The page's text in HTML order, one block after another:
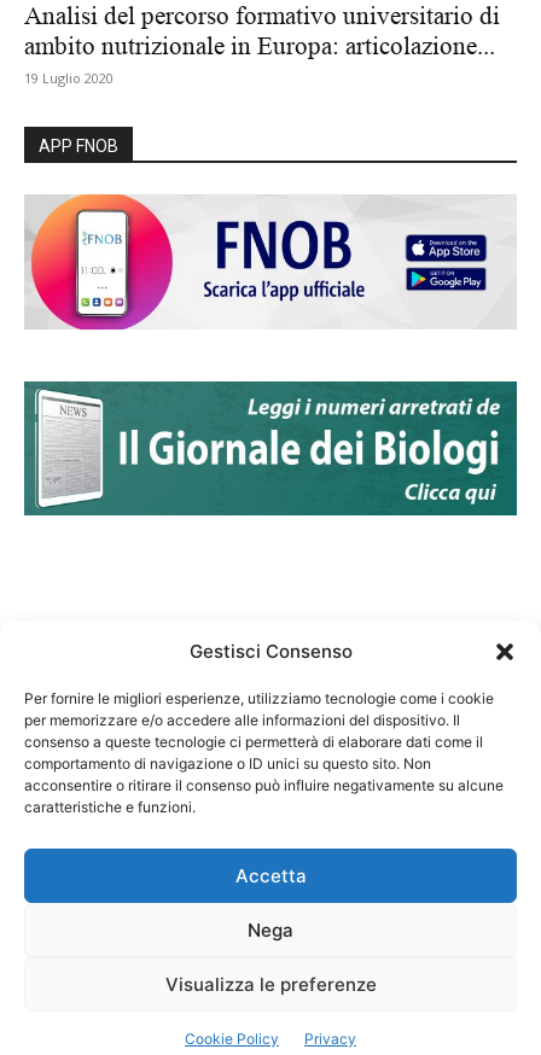
Gestisci Consenso
Per fornire le migliori esperienze, utilizziamo tecnologie come i cookie
per memorizzare e/o accedere alle informazioni del dispositivo. Il
consenso a queste tecnologie ci permetterà di elaborare dati come il
comportamento di navigazione o ID unici su questo sito. Non
acconsentire o ritirare il consenso può influire negativamente su alcune
caratteristiche e funzioni.
Accetta
Nega
Visualizza le preferenze
Cookie Policy Privacy
Analisi del percorso formativo universitario di
ambito nutrizionale in Europa: articolazione...
19 Luglio 2020
APP FNOB
Federazione Nazionale Degli Ordini dei Biologi:
codice fiscale 80069130583
Responsabile sito internet www.fnob.it: Vincenzo
Privacy Policy Cookie Policy
Rights Reserved.